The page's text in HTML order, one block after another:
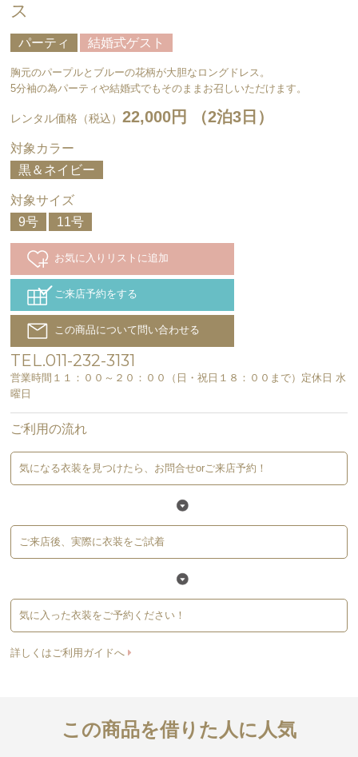
ス
パーティ 結婚式ゲスト
胸元のパープルとブルーの花柄が大胆なロングドレス。
5分袖の為パーティや結婚式でもそのままお召しいただけます。
レンタル価格（税込）22,000円 （2泊3日）
対象カラー
黒＆ネイビー
対象サイズ
9号
11号
お気に入りリストに追加
ご来店予約をする
この商品について問い合わせる
TEL.011-232-3131
営業時間１１：００～２０：００（日・祝日１８：００まで）定休日 水
曜日
ご利用の流れ
気になる衣装を見つけたら、お問合せorご来店予約！
ご来店後、実際に衣装をご試着
気に入った衣装をご予約ください！
詳しくはご利用ガイドへ
この商品を借りた人に人気